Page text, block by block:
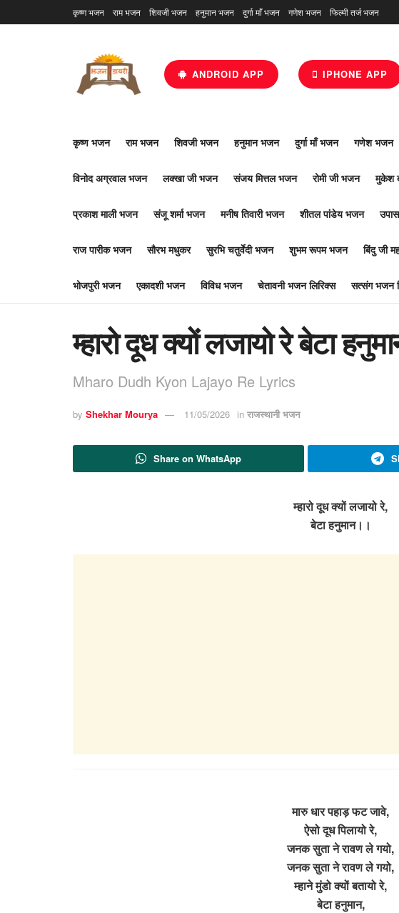
कृष्ण भजन राम भजन शिवजी भजन हनुमान भजन दुर्गा माँ भजन गणेश भजन फिल्मी तर्ज भजन
ANDROID APP IPHONE APP
कृष्ण भजन राम भजन शिवजी भजन हनुमान भजन दुर्गा माँ भजन गणेश भजन
विनोद अग्रवाल भजन लक्खा जी भजन संजय मित्तल भजन रोमी जी भजन मुकेश
प्रकाश माली भजन संजू शर्मा भजन मनीष तिवारी भजन शीतल पांडेय भजन
राज पारीक भजन सौरभ मधुकर सुरभि चतुर्वेदी भजन शुभम रूपम भजन बिंदु जी
भोजपुरी भजन एकादशी भजन विविध भजन चेतावनी भजन लिरिक्स सत्संग भजन
म्हारो दूध क्यों लजायो रे बेटा
Mharo Dudh Kyon Lajayo Re Lyrics
by Shekhar Mourya 11/05/2026 in राजस्थानी भजन
Share on WhatsApp
म्हारो दूध क्यों लजायो रे,
बेटा हनुमान।।
मारु धार पहाड़ फट जावे,
ऐसो दूध पिलायो रे,
जनक सुता ने रावण ले गयो,
जनक सुता ने रावण ले गयो,
म्हाने मुंडो क्यों बतायो रे,
बेटा हनुमान,